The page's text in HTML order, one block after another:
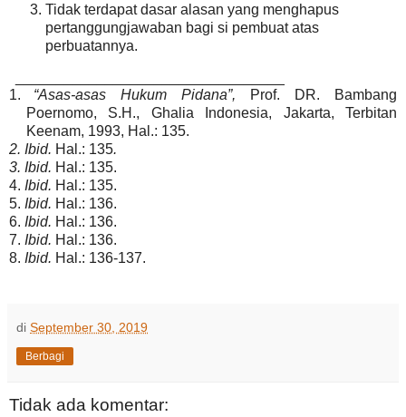
Tidak terdapat dasar alasan yang menghapus
pertanggungjawaban bagi si pembuat atas
perbuatannya.
1.
“Asas-asas Hukum Pidana”,
Prof. DR. Bambang
Poernomo, S.H.,
Ghalia Indonesia, Jakarta, Terbitan
Keenam, 1993, Hal.: 135.
2. Ibid. Hal.: 135.
3. Ibid. Hal.: 135.
4. Ibid. Hal.: 135.
5. Ibid. Hal.: 136.
6. Ibid. Hal.: 136.
7. Ibid. Hal.: 136.
8. Ibid. Hal.: 136-137.
di September 30, 2019
Berbagi
Tidak ada komentar: